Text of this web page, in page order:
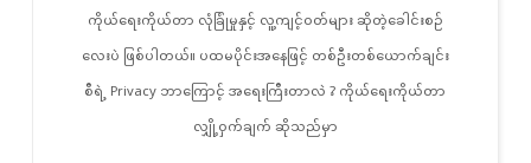
ကိုယ်ရေးကိုယ်တာ လုံခြုံမှုနှင့် လူ့ကျင့်ဝတ်များ ဆိုတဲ့ခေါင်းစဉ်
လေးပဲ ဖြစ်ပါတယ်။ ပထမပိုင်းအနေဖြင့် တစ်ဦးတစ်ယောက်ချင်း
စီရဲ့ Privacy ဘာကြောင့် အရေးကြီးတာလဲ ? ကိုယ်ရေးကိုယ်တာ
လျှို့ဝှက်ချက် ဆိုသည်မှာ